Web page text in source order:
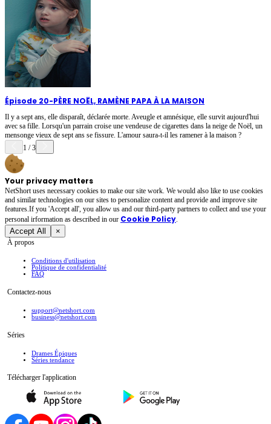
Épisode 20-PÈRE NOËL, RAMÈNE PAPA À LA MAISON
Il y a sept ans, elle disparaît, déclarée morte. Aveugle et amnésique, elle survit aujourd'hui
avec sa fille. Lorsqu'un parrain croise une vendeuse de cigarettes dans la neige de Noël, un
mensonge vieux de sept ans se fissure. L'amour saura-t-il les ramener à la maison ?
1 /3
Your privacy matters
NetShort uses necessary cookies to make our site work. We would also like to use cookies
and similar technologies on our sites to personalize content and provide and improve site
features.If you 'Accept all', you allow us and our third-party partners to collect and use your
personal irformation as described in our Cookie Policy.
Accept All ×
À propos
Conditions d'utilisation
Politique de confidentialité
FAQ
Contactez-nous
support@netshort.com
business@netshort.com
Séries
Drames Épiques
Séries tendance
Télécharger l'application